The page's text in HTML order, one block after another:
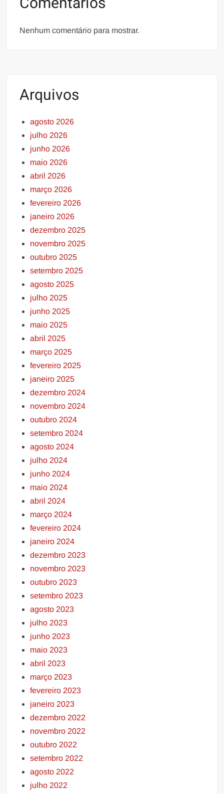
Nenhum comentário para mostrar.
Arquivos
agosto 2026
julho 2026
junho 2026
maio 2026
abril 2026
março 2026
fevereiro 2026
janeiro 2026
dezembro 2025
novembro 2025
outubro 2025
setembro 2025
agosto 2025
julho 2025
junho 2025
maio 2025
abril 2025
março 2025
fevereiro 2025
janeiro 2025
dezembro 2024
novembro 2024
outubro 2024
setembro 2024
agosto 2024
julho 2024
junho 2024
maio 2024
abril 2024
março 2024
fevereiro 2024
janeiro 2024
dezembro 2023
novembro 2023
outubro 2023
setembro 2023
agosto 2023
julho 2023
junho 2023
maio 2023
abril 2023
março 2023
fevereiro 2023
janeiro 2023
dezembro 2022
novembro 2022
outubro 2022
setembro 2022
agosto 2022
julho 2022